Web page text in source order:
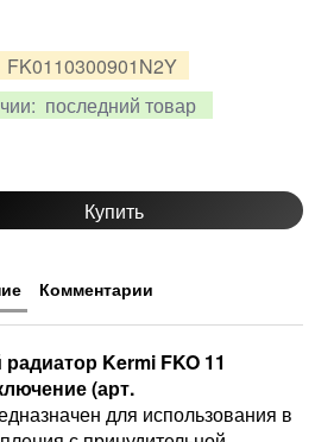
FK0110300901N2Y
последний товар
Купить
Комментарии
Kermi FKO 11
(арт.
для использования в